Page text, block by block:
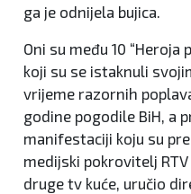
ga je odnijela bujica.
Oni su među 10 “Heroja
koji su se istaknuli
vrijeme razornih
godine pogodile BiH, a
manifestaciji koju su
medijski pokrovitelj
druge tv kuće, uručio